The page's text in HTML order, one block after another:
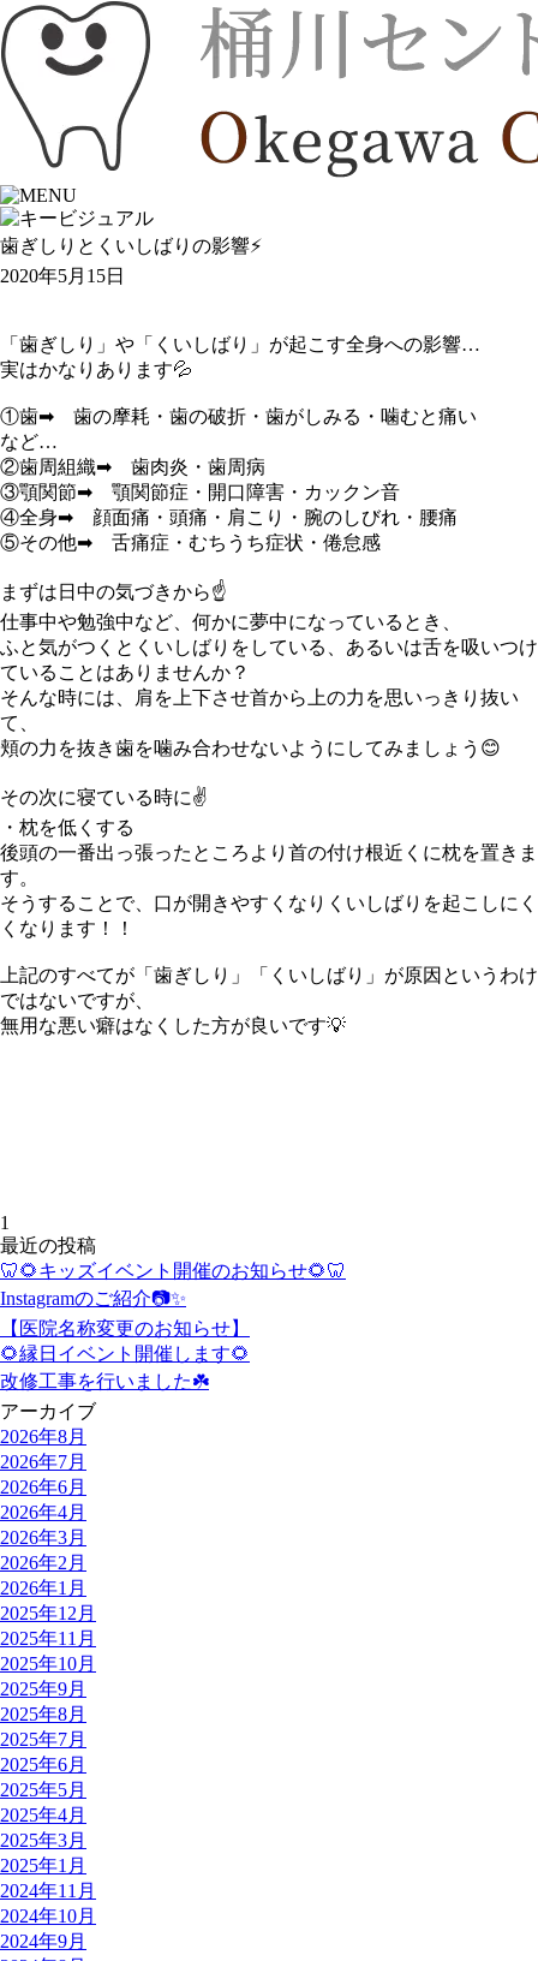
歯ぎしりとくいしばりの影響⚡️
2020年5月15日
「歯ぎしり」や「くいしばり」が起こす全身への影響…
実はかなりあります💦
①歯➡︎ 歯の摩耗・歯の破折・歯がしみる・噛むと痛い
など…
②歯周組織➡︎ 歯肉炎・歯周病
③顎関節➡︎ 顎関節症・開口障害・カックン音
④全身➡︎ 顔面痛・頭痛・肩こり・腕のしびれ・腰痛
⑤その他➡︎ 舌痛症・むちうち症状・倦怠感
まずは日中の気づきから☝️
仕事中や勉強中など、何かに夢中になっているとき、
ふと気がつくとくいしばりをしている、あるいは舌を吸いつけ
ていることはありませんか？
そんな時には、肩を上下させ首から上の力を思いっきり抜い
て、
頬の力を抜き歯を噛み合わせないようにしてみましょう😊
その次に寝ている時に✌️
・枕を低くする
後頭の一番出っ張ったところより首の付け根近くに枕を置きま
す。
そうすることで、口が開きやすくなりくいしばりを起こしにく
くなります！！
上記のすべてが「歯ぎしり」「くいしばり」が原因というわけ
ではないですが、
無用な悪い癖はなくした方が良いです💡
1
最近の投稿
🦷🌻キッズイベント開催のお知らせ🌻🦷
Instagramのご紹介📷✨
【医院名称変更のお知らせ】
🌻縁日イベント開催します🌻
改修工事を行いました☘️
アーカイブ
2026年8月
2026年7月
2026年6月
2026年4月
2026年3月
2026年2月
2026年1月
2025年12月
2025年11月
2025年10月
2025年9月
2025年8月
2025年7月
2025年6月
2025年5月
2025年4月
2025年3月
2025年1月
2024年11月
2024年10月
2024年9月